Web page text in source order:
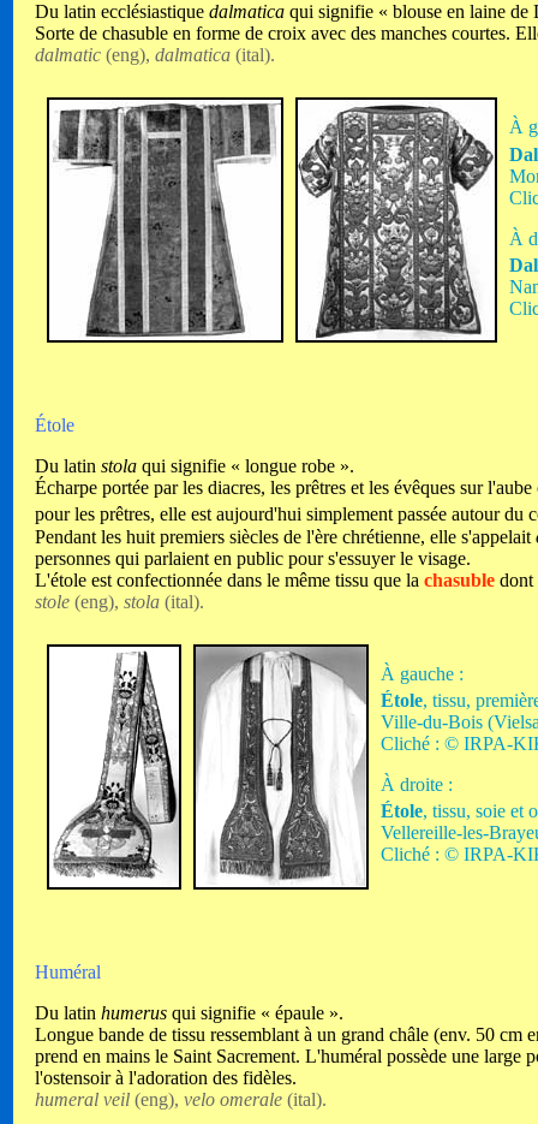
Du latin ecclésiastique dalmatica qui signifie « blouse en laine de
Sorte de chasuble en forme de croix avec des manches courtes.
dalmatic (eng), dalmatica (ital).
À
À
Étole
Du latin stola qui signifie « longue robe ».
Écharpe portée par les diacres, les prêtres et les évêques sur
pour les prêtres, elle est aujourd'hui simplement passée autour du
Pendant les huit premiers siècles de l'ère chrétienne, elle s'appelait
personnes qui parlaient en public pour s'essuyer le visage.
L'étole est confectionnée dans le même tissu que la chasuble dont
stole (eng), stola (ital).
À gauche :
Étole, tissu,
Ville-du-Bois
Cliché : © IRPA-
À droite :
Étole, tissu, soie et
Vellereille-les-
Cliché : © IRPA-
Huméral
Du latin humerus qui signifie « épaule ».
Longue bande de tissu ressemblant à un grand châle (env. 50
prend en mains le Saint Sacrement. L'huméral possède une large
l'ostensoir à l'adoration des fidèles.
humeral veil (eng), velo omerale (ital).